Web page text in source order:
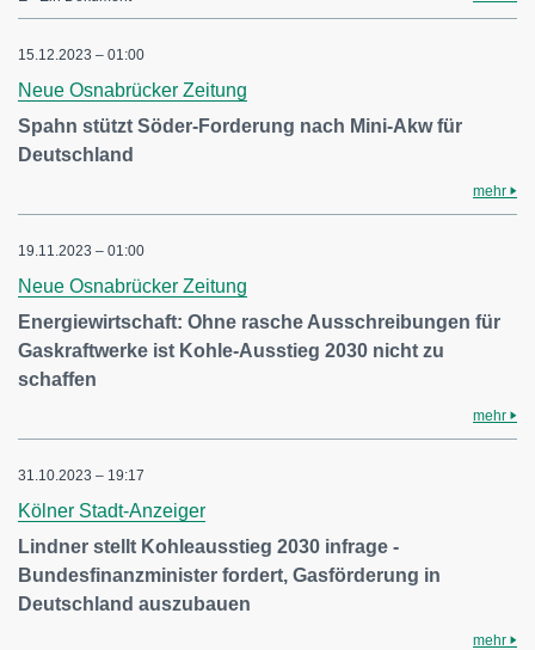
15.12.2023 – 01:00
Neue Osnabrücker Zeitung
Spahn stützt Söder-Forderung nach Mini-Akw für
Deutschland
mehr
19.11.2023 – 01:00
Neue Osnabrücker Zeitung
Energiewirtschaft: Ohne rasche Ausschreibungen für
Gaskraftwerke ist Kohle-Ausstieg 2030 nicht zu
schaffen
mehr
31.10.2023 – 19:17
Kölner Stadt-Anzeiger
Lindner stellt Kohleausstieg 2030 infrage -
Bundesfinanzminister fordert, Gasförderung in
Deutschland auszubauen
mehr